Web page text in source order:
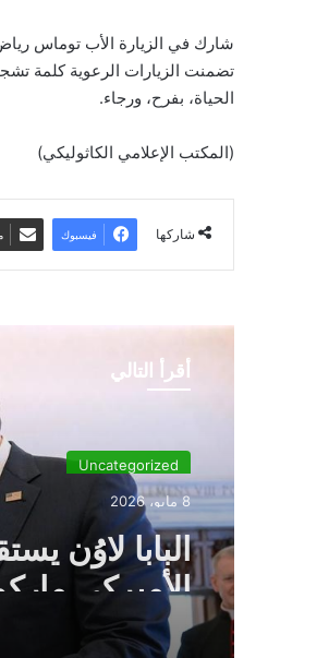
شارك في الزيارة الأب توماس
تضمنت الزيارات الرعوية كلمة
الحياة، بفرح، ورجاء.
(المكتب الإعلامي الكاثوليكي)
شاركها فيسبوك
أقرأ التالي
Uncategorized
8 مايو، 2026
البابا لاوُن
الأميركي